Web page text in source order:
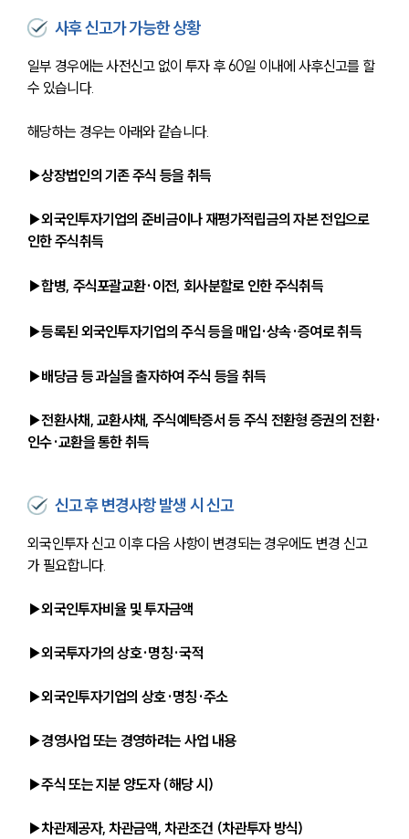
사후 신고가 가능한 상황
일부 경우에는 사전신고 없이 투자 후 60일 이내에 사후신고를 할
수 있습니다.
해당하는 경우는 아래와 같습니다.
▶상장법인의 기존 주식 등을 취득
▶외국인투자기업의 준비금이나 재평가적립금의 자본 전입으로
인한 주식취득
▶합병, 주식포괄교환·이전, 회사분할로 인한 주식취득
▶등록된 외국인투자기업의 주식 등을 매입·상속·증여로 취득
▶배당금 등 과실을 출자하여 주식 등을 취득
▶전환사채, 교환사채, 주식예탁증서 등 주식 전환형 증권의 전환·
인수·교환을 통한 취득
신고 후 변경사항 발생 시 신고
외국인투자 신고 이후 다음 사항이 변경되는 경우에도 변경 신고
가 필요합니다.
▶외국인투자비율 및 투자금액
▶외국투자가의 상호·명칭·국적
▶외국인투자기업의 상호·명칭·주소
▶경영사업 또는 경영하려는 사업 내용
▶주식 또는 지분 양도자 (해당 시)
▶차관제공자, 차관금액, 차관조건 (차관투자 방식)